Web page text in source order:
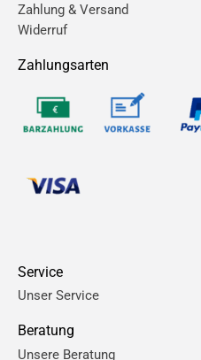
Zahlung & Versand
Widerruf
Zahlungsarten
Service
Unser Service
Beratung
Unsere Beratung